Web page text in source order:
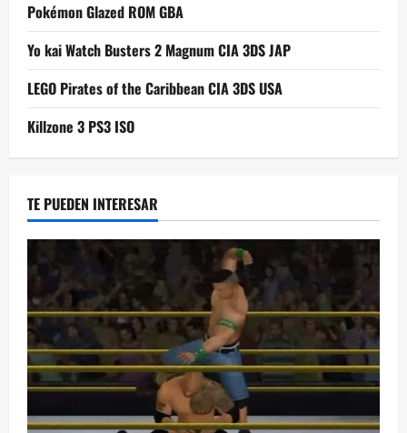
Pokémon Glazed ROM GBA
Yo kai Watch Busters 2 Magnum CIA 3DS JAP
LEGO Pirates of the Caribbean CIA 3DS USA
Killzone 3 PS3 ISO
TE PUEDEN INTERESAR